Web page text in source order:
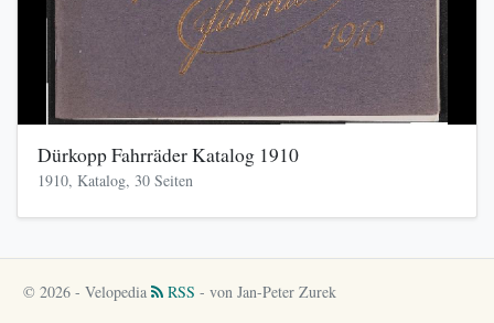
Dürkopp Fahrräder Katalog 1910
1910, Katalog, 30 Seiten
© 2026 - Velopedia RSS - von Jan-Peter Zurek